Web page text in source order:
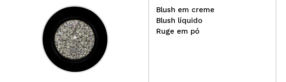
Blush em creme
Blush líquido
Ruge em pó